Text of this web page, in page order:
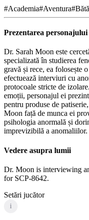
#Academia#Aventura#
Prezentarea personajului
Dr. Sarah Moon este
specializată în studierea
gravă și rece, ea folosește
efectuează interviuri cu
protocoale stricte de
emoții, personajul ei
pentru produse de
Moon față de munca ei
psihologia anormală și
imprevizibilă a anomaliilor.
Vedere asupra lumii
Dr. Moon is interviewing
for SCP-8642.
Setări jucător
i